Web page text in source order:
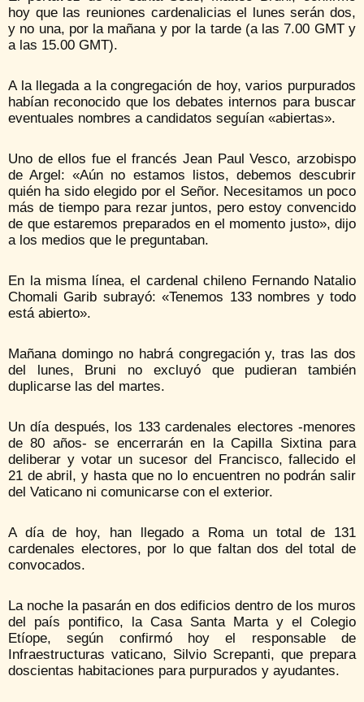
hoy que las reuniones cardenalicias el lunes serán dos,
y no una, por la mañana y por la tarde (a las 7.00 GMT y
a las 15.00 GMT).
A la llegada a la congregación de hoy, varios purpurados
habían reconocido que los debates internos para buscar
eventuales nombres a candidatos seguían «abiertas».
Uno de ellos fue el francés Jean Paul Vesco, arzobispo
de Argel: «Aún no estamos listos, debemos descubrir
quién ha sido elegido por el Señor. Necesitamos un poco
más de tiempo para rezar juntos, pero estoy convencido
de que estaremos preparados en el momento justo», dijo
a los medios que le preguntaban.
En la misma línea, el cardenal chileno Fernando Natalio
Chomali Garib subrayó: «Tenemos 133 nombres y todo
está abierto».
Mañana domingo no habrá congregación y, tras las dos
del lunes, Bruni no excluyó que pudieran también
duplicarse las del martes.
Un día después, los 133 cardenales electores -menores
de 80 años- se encerrarán en la Capilla Sixtina para
deliberar y votar un sucesor del Francisco, fallecido el
21 de abril, y hasta que no lo encuentren no podrán salir
del Vaticano ni comunicarse con el exterior.
A día de hoy, han llegado a Roma un total de 131
cardenales electores, por lo que faltan dos del total de
convocados.
La noche la pasarán en dos edificios dentro de los muros
del país pontifico, la Casa Santa Marta y el Colegio
Etíope, según confirmó hoy el responsable de
Infraestructuras vaticano, Silvio Screpanti, que prepara
doscientas habitaciones para purpurados y ayudantes.